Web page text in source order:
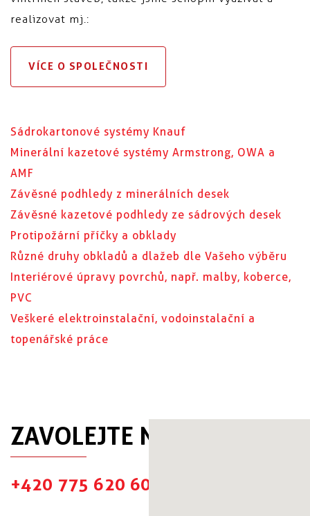
realizovat mj.:
VÍCE O SPOLEČNOSTI
Sádrokartonové systémy Knauf
Minerální kazetové systémy Armstrong, OWA a
AMF
Závěsné podhledy z minerálních desek
Závěsné kazetové podhledy ze sádrových desek
Protipožární příčky a obklady
Různé druhy obkladů a dlažeb dle Vašeho výběru
Interiérové úpravy povrchů, např. malby, koberce,
PVC
Veškeré elektroinstalační, vodoinstalační a
topenářské práce
ZAVOLEJTE NÁM
+420 775 620 601